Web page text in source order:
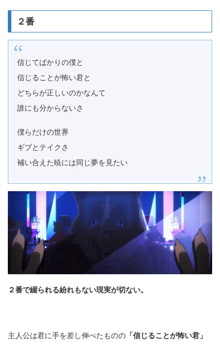
２番
信じてばかりの僕と
信じることが怖い君と
どちらが正しいのかなんて
誰にも分からないさ
僕らだけの世界
ギブとテイクさ
補い合えた暁には同じ夢を見たい
２番で綴られる紛れもない現実が切ない。
主人公は君に手を差し伸べたものの 「信じることが怖い君」